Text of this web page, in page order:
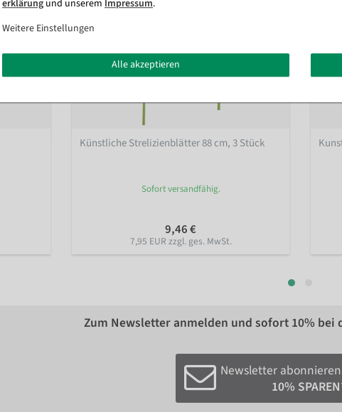
Künstliche Strelizienblätter 88 cm, 3 Stück
Sofort versandfähig.
9,46 €
7,95 EUR zzgl. ges. MwSt.
Zum Newsletter anmelden und sofort 10% bei
Newsletter
10%
erklärung und unserem Impressum.
Weitere Einstellungen
Alle akzeptieren